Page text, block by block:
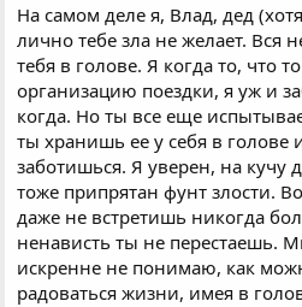
На самом деле я, Влад, дед
лично тебе зла не желает. Вся
тебя в голове. Я когда то, что
организацию поездки, я уж и
когда. Но ты все еще
ты хранишь ее у себя в голове
заботишься. Я уверен, на кучу
тоже припрятан фунт злости.
даже не встретишь никогда
ненависть ты не перестаешь.
искренне не понимаю, как
радоваться жизни, имея в